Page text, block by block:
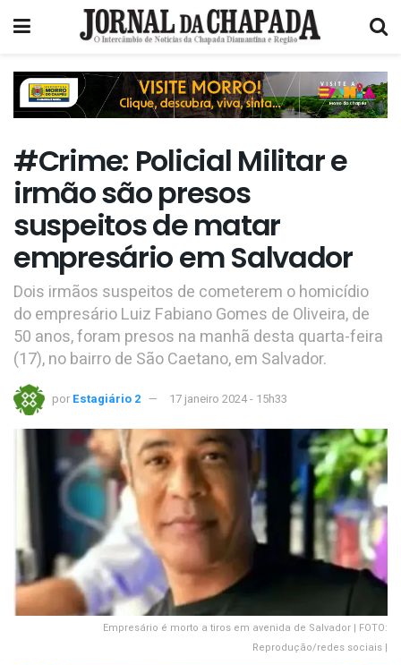
#Crime: Policial Militar e
irmão são presos
suspeitos de matar
empresário em Salvador
Dois irmãos suspeitos de cometerem o homicídio
do empresário Luiz Fabiano Gomes de Oliveira, de
50 anos, foram presos na manhã desta quarta-feira
(17), no bairro de São Caetano, em Salvador.
por Estagiário 2 17 janeiro 2024 - 15h33
Empresário é morto a tiros em avenida de Salvador | FOTO:
Reprodução/redes sociais |